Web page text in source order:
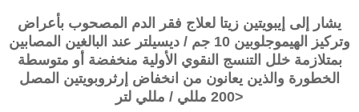
يشار إلى إيبويتين زيتا لعلاج فقر الدم المصحوب بأعراض
وتركيز الهيموجلوبين 10 جم / ديسيلتر عند البالغين المصابين
بمتلازمة خلل التنسج النقوي الأولية منخفضة أو متوسطة
الخطورة والذين يعانون من انخفاض إرثروبويتين المصل
<200 مللي / مللي لتر